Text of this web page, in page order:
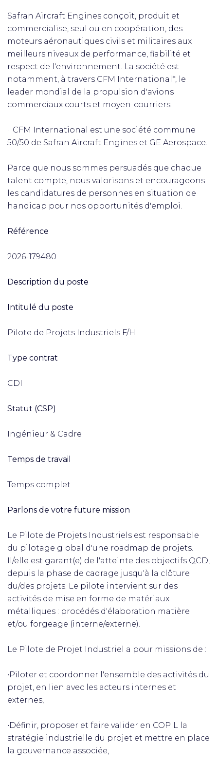
Safran Aircraft Engines conçoit, produit et
commercialise, seul ou en coopération, des
moteurs aéronautiques civils et militaires aux
meilleurs niveaux de performance, fiabilité et
respect de l'environnement. La société est
notamment, à travers CFM International*, le
leader mondial de la propulsion d'avions
commerciaux courts et moyen-courriers.
· CFM International est une société commune
50/50 de Safran Aircraft Engines et GE Aerospace.
Parce que nous sommes persuadés que chaque
talent compte, nous valorisons et encourageons
les candidatures de personnes en situation de
handicap pour nos opportunités d'emploi.
Référence
2026-179480
Description du poste
Intitulé du poste
Pilote de Projets Industriels F/H
Type contrat
CDI
Statut (CSP)
Ingénieur & Cadre
Temps de travail
Temps complet
Parlons de votre future mission
Le Pilote de Projets Industriels est responsable
du pilotage global d'une roadmap de projets.
Il/elle est garant(e) de l'atteinte des objectifs QCD,
depuis la phase de cadrage jusqu'à la clôture
du/des projets. Le pilote intervient sur des
activités de mise en forme de matériaux
métalliques : procédés d'élaboration matière
et/ou forgeage (interne/externe).
Le Pilote de Projet Industriel a pour missions de :
•Piloter et coordonner l'ensemble des activités du
projet, en lien avec les acteurs internes et
externes,
•Définir, proposer et faire valider en COPIL la
stratégie industrielle du projet et mettre en place
la gouvernance associée,